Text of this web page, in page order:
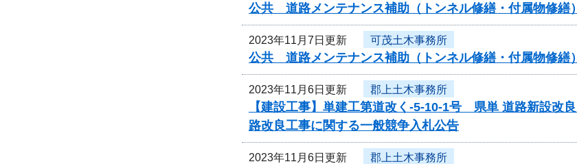
公共 道路メンテナンス補助（トンネル修繕・付属物修繕
2023年11月7日更新 可茂土木事務所
公共 道路メンテナンス補助（トンネル修繕・付属物修繕
2023年11月6日更新 郡上土木事務所
【建設工事】単建工第道改く-5-10-1号 県単 道路新設
路改良工事に関する一般競争入札公告
2023年11月6日更新 郡上土木事務所